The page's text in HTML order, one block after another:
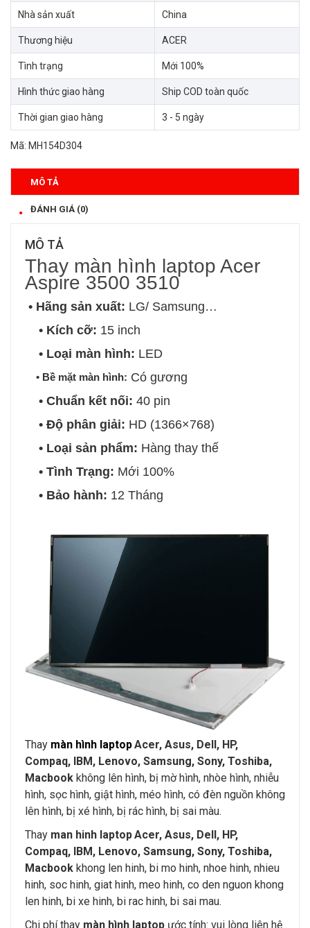
Nhà sản xuất China
Thương hiệu ACER
Tình trạng Mới 100%
Hình thức giao hàng Ship COD toàn quốc
Thời gian giao hàng 3 - 5 ngày
Mã: MH154D304
MÔ TẢ
ĐÁNH GIÁ (0)
MÔ TẢ
Thay màn hình laptop Acer
Aspire 3500 3510
• Hãng sản xuất: LG/ Samsung…
• Kích cỡ: 15 inch
• Loại màn hình: LED
• Bề mặt màn hình: Có gương
• Chuẩn kết nối: 40 pin
• Độ phân giải: HD (1366×768)
• Loại sản phẩm: Hàng thay thế
• Tình Trạng: Mới 100%
• Bảo hành: 12 Tháng
Thay màn hình laptopAcer, Asus, Dell, HP,
Compaq, IBM, Lenovo, Samsung, Sony, Toshiba,
Macbook không lên hình, bị mờ hình, nhòe hình, nhiễu
hình, sọc hình, giật hình, méo hình, có đèn nguồn không
lên hình, bị xé hình, bị rác hình, bị sai màu.
Thay man hinh laptopAcer, Asus, Dell, HP,
Compaq, IBM, Lenovo, Samsung, Sony, Toshiba,
Macbook khong len hinh, bi mo hinh, nhoe hinh, nhieu
hinh, soc hinh, giat hinh, meo hinh, co den nguon khong
len hinh, bi xe hinh, bi rac hinh, bi sai mau.
Chi phí thay màn hình laptop ước tính: vui lòng liên hệ